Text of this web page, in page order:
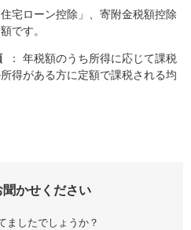
ローン控除」、寄附金税額控除
です。
： 年税額のうち所得に応じて課税
得がある方に定額で課税される均
聞かせください
ましたでしょうか？